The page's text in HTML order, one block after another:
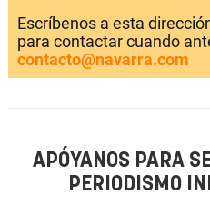
Escríbenos a esta
para contactar cuando
contacto@navarra.com
APÓYANOS PARA
PERIODISMO